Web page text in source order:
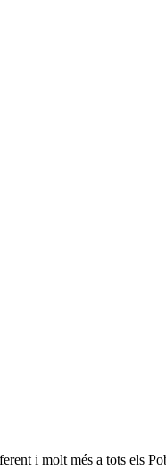
i molt més a tots els